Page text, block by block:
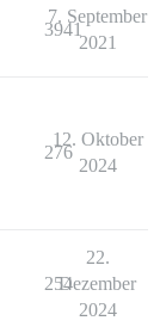
3941
7. September
2021
276
12. Oktober
2024
254
22.
Dezember
2024